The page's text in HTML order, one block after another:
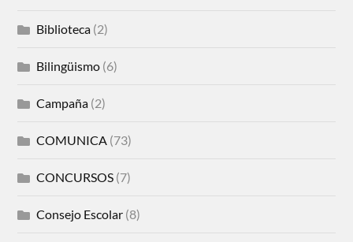
Biblioteca (2)
Bilingüismo (6)
Campaña (2)
COMUNICA (73)
CONCURSOS (7)
Consejo Escolar (8)